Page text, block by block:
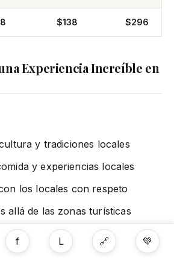
$138 $296
Experiencia Increíble en
y tradiciones locales
y experiencias locales
los locales con respeto
allá de las zonas turísticas
básicas en indonesio
f L 🔗 💚